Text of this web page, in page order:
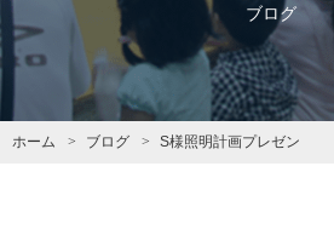
ブログ
ホーム ブログ S様照明計画プレゼン